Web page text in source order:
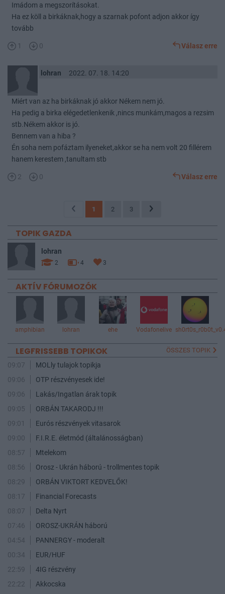
Imádom a megszorításokat.
Ha ez köll a birkáknak,hogy a szarnak pofont adjon akkor így
tovább
1 0 Válasz erre
lohran 2022. 07. 18. 14:20
Miért van az ha birkáknak jó akkor Nékem nem jó.
Ha pedig a birka elégedetlenkenik ,nincs munkám,magos a rezsim
stb.Nékem akkor is jó.
Bennem van a hiba ?
Én soha nem pofáztam ilyeneket,akkor se ha nem volt 20 fillérem
hanem kerestem ,tanultam stb
2 0 Válasz erre
1 2 3
TOPIK GAZDA
lohran
2 4 3
AKTÍV FÓRUMOZÓK
amphibian lohran ehe Vodafonelive
LEGFRISSEBB TOPIKOK ÖSSZES TOPIK
09:07
MOLly tulajok topikja
09:06
OTP részvényesek ide!
09:06
Lakás/Ingatlan árak topik
09:05
ORBÁN TAKARODJ !!!
09:01
Eurós részvények vitasarok
09:00
F.I.R.E. életmód (általánosságban)
08:57
Mtelekom
08:56
Orosz - Ukrán háború - trollmentes topik
08:29
ORBÁN VIKTORT KEDVELŐK!
08:17
Financial Forecasts
08:07
Delta Nyrt
07:46
OROSZ-UKRÁN háború
04:54
PANNERGY - moderalt
00:34
EUR/HUF
22:59
4IG részvény
22:22
Akkocska